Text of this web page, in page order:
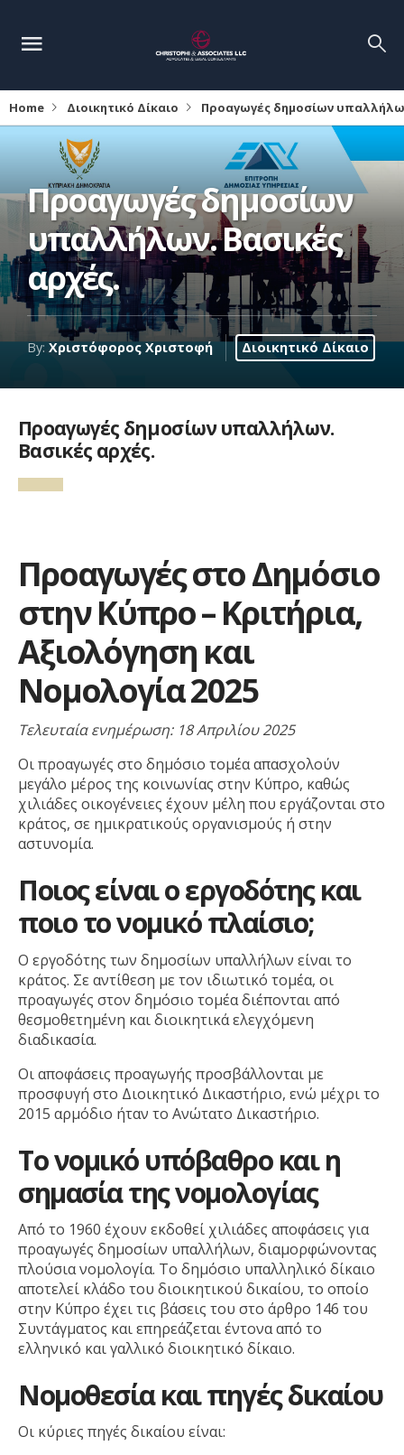
Home Διοικητικό Δίκαιο Προαγωγές δημοσίων
Προαγωγές δημοσίων
υπαλλήλων. Βασικές
αρχές.
By: Χριστόφορος Χριστοφή Διοικητικό Δίκαιο
Προαγωγές δημοσίων υπαλλήλων.
Βασικές αρχές.
Προαγωγές στο Δημόσιο
στην Κύπρο – Κριτήρια,
Αξιολόγηση και
Νομολογία 2025
Τελευταία ενημέρωση: 18 Απριλίου 2025
Οι προαγωγές στο δημόσιο τομέα απασχολούν
μεγάλο μέρος της κοινωνίας στην Κύπρο, καθώς
χιλιάδες οικογένειες έχουν μέλη που εργάζονται στο
κράτος, σε ημικρατικούς οργανισμούς ή στην
αστυνομία.
Ποιος είναι ο εργοδότης και
ποιο το νομικό πλαίσιο;
Ο εργοδότης των δημοσίων υπαλλήλων είναι το
κράτος. Σε αντίθεση με τον ιδιωτικό τομέα, οι
προαγωγές στον δημόσιο τομέα διέπονται από
θεσμοθετημένη και διοικητικά ελεγχόμενη
διαδικασία.
Οι αποφάσεις προαγωγής προσβάλλονται με
προσφυγή στο Διοικητικό Δικαστήριο, ενώ μέχρι το
2015 αρμόδιο ήταν το Ανώτατο Δικαστήριο.
Το νομικό υπόβαθρο και η
σημασία της νομολογίας
Από το 1960 έχουν εκδοθεί χιλιάδες αποφάσεις για
προαγωγές δημοσίων υπαλλήλων, διαμορφώνοντας
πλούσια νομολογία. Το δημόσιο υπαλληλικό δίκαιο
αποτελεί κλάδο του διοικητικού δικαίου, το οποίο
στην Κύπρο έχει τις βάσεις του στο άρθρο 146 του
Συντάγματος και επηρεάζεται έντονα από το
ελληνικό και γαλλικό διοικητικό δίκαιο.
Νομοθεσία και πηγές δικαίου
Οι κύριες πηγές δικαίου είναι: